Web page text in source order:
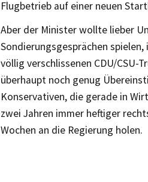
Flugbetrieb auf einer neuen
Aber der Minister wollte lieber
Sondierungsgesprächen
völlig verschlissenen CDU/CSU-
überhaupt noch genug
Konservativen, die gerade in
zwei Jahren immer heftiger
Wochen an die Regierung holen.